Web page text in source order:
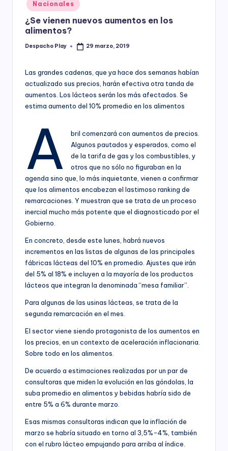
y
in
Nacionales
¿Se vienen nuevos aumentos en los
alimentos?
Posted
Despacho Play 29 marzo, 2019
Las grandes cadenas, que ya hace dos semanas habían
actualizado sus precios, harán efectiva otra tanda de
aumentos. Los lácteos serán los más afectados. Se
estima aumento del 10% promedio en los alimentos
A
bril comenzará con aumentos de precios.
Algunos pautados y esperados, como el
de la tarifa de gas y los combustibles, y
otros que no sólo no figuraban en la
agenda sino que, lo más inquietante, vienen a confirmar
que los alimentos encabezan el lastimoso ranking de
remarcaciones. Y muestran que se trata de un proceso
inercial mucho más potente que el diagnosticado por el
Gobierno.
En concreto, desde este lunes, habrá nuevos
incrementos en las listas de algunas de las principales
fábricas lácteas del 10% en promedio. Ajustes que irán
del 5% al 18% e incluyen a la mayoría de los productos
lácteos que integran la denominada “mesa familiar”.
Para algunas de las usinas lácteas, se trata de la
segunda remarcación en el mes.
El sector viene siendo protagonista de los aumentos en
los precios, en un contexto de aceleración inflacionaria.
Sobre todo en los alimentos.
De acuerdo a estimaciones realizadas por un par de
consultoras que miden la evolución en las góndolas, la
suba promedio en alimentos y bebidas habría sido de
entre 5% a 6% durante marzo.
Esas mismas consultoras indican que la inflación de
marzo se habría situado en torno al 3,5%-4%, también
con el rubro lácteo empujando para arriba al índice.